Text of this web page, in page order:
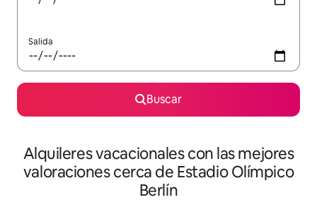
Salida
Buscar
Alquileres vacacionales con las mejores
valoraciones cerca de Estadio Olímpico
Berlín